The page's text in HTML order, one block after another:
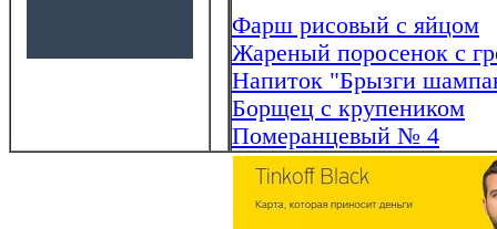
Фарш рисовый с яйцом
Жареный поросенок с
Напиток "Брызги
Борщец с крупеником
Померанцевый № 4